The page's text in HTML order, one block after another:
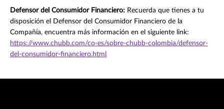
Defensor del Consumidor Financiero: Recuerda que tienes a tu
disposición el Defensor del Consumidor Financiero de la
Compañía, encuentra más información en el siguiente link:
https://www.chubb.com/co-es/sobre-chubb-colombia/defensor-
del-consumidor-financiero.html